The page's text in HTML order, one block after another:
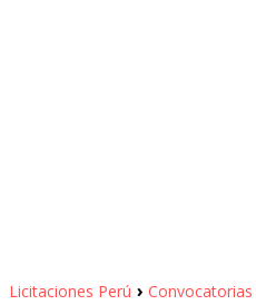
Licitaciones Perú › Convocatorias